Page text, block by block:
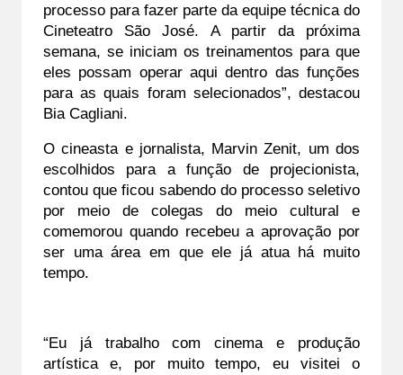
processo para fazer parte da equipe técnica do
Cineteatro São José. A partir da próxima
semana, se iniciam os treinamentos para que
eles possam operar aqui dentro das funções
para as quais foram selecionados”, destacou
Bia Cagliani.
O cineasta e jornalista, Marvin Zenit, um dos
escolhidos para a função de projecionista,
contou que ficou sabendo do processo seletivo
por meio de colegas do meio cultural e
comemorou quando recebeu a aprovação por
ser uma área em que ele já atua há muito
tempo.
“Eu já trabalho com cinema e produção
artística e, por muito tempo, eu visitei o